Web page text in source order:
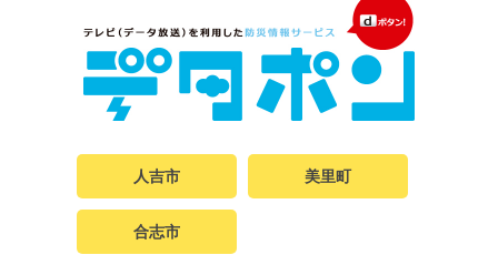
人吉市 美里町
合志市